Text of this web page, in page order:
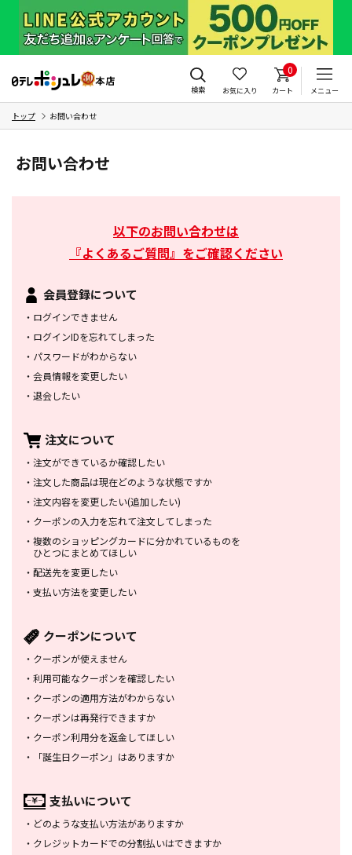
検索 お気に入り
0
カート メニュー
トップ お問い合わせ
お問い合わせ
以下のお問い合わせは
『よくあるご質問』をご確認ください
会員登録について
・ ログインできません
・ ログインIDを忘れてしまった
・ パスワードがわからない
・ 会員情報を変更したい
・ 退会したい
注文について
・ 注文ができているか確認したい
・ 注文した商品は現在どのような状態ですか
・ 注文内容を変更したい(追加したい)
・ クーポンの入力を忘れて注文してしまった
・ 複数のショッピングカードに分かれているものを
ひとつにまとめてほしい
・ 配送先を変更したい
・ 支払い方法を変更したい
クーポンについて
・ クーポンが使えません
・ 利用可能なクーポンを確認したい
・ クーポンの適用方法がわからない
・ クーポンは再発行できますか
・ クーポン利用分を返金してほしい
・
「誕生日クーポン」はありますか
支払いについて
・ どのような支払い方法がありますか
・ クレジットカードでの分割払いはできますか